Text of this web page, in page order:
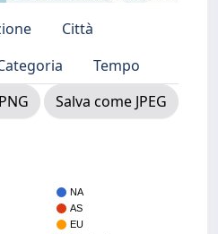
Città
Tempo
Salva come JPEG
NA
AS
EU